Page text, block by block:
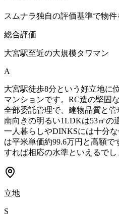
スムナラ独自の評価基準で物
総合評価
大宮駅至近の大規模タワマン
A
大宮駅徒歩8分という好立地に
マンションです。RC造の堅固
全部委託管理で、建物品質と管
南向きの明るい1LDKは53㎡の
一人暮らしやDINKSには十分
は平米単価約99.6万円と高額
すれば相応の水準といえるでし
立地
S